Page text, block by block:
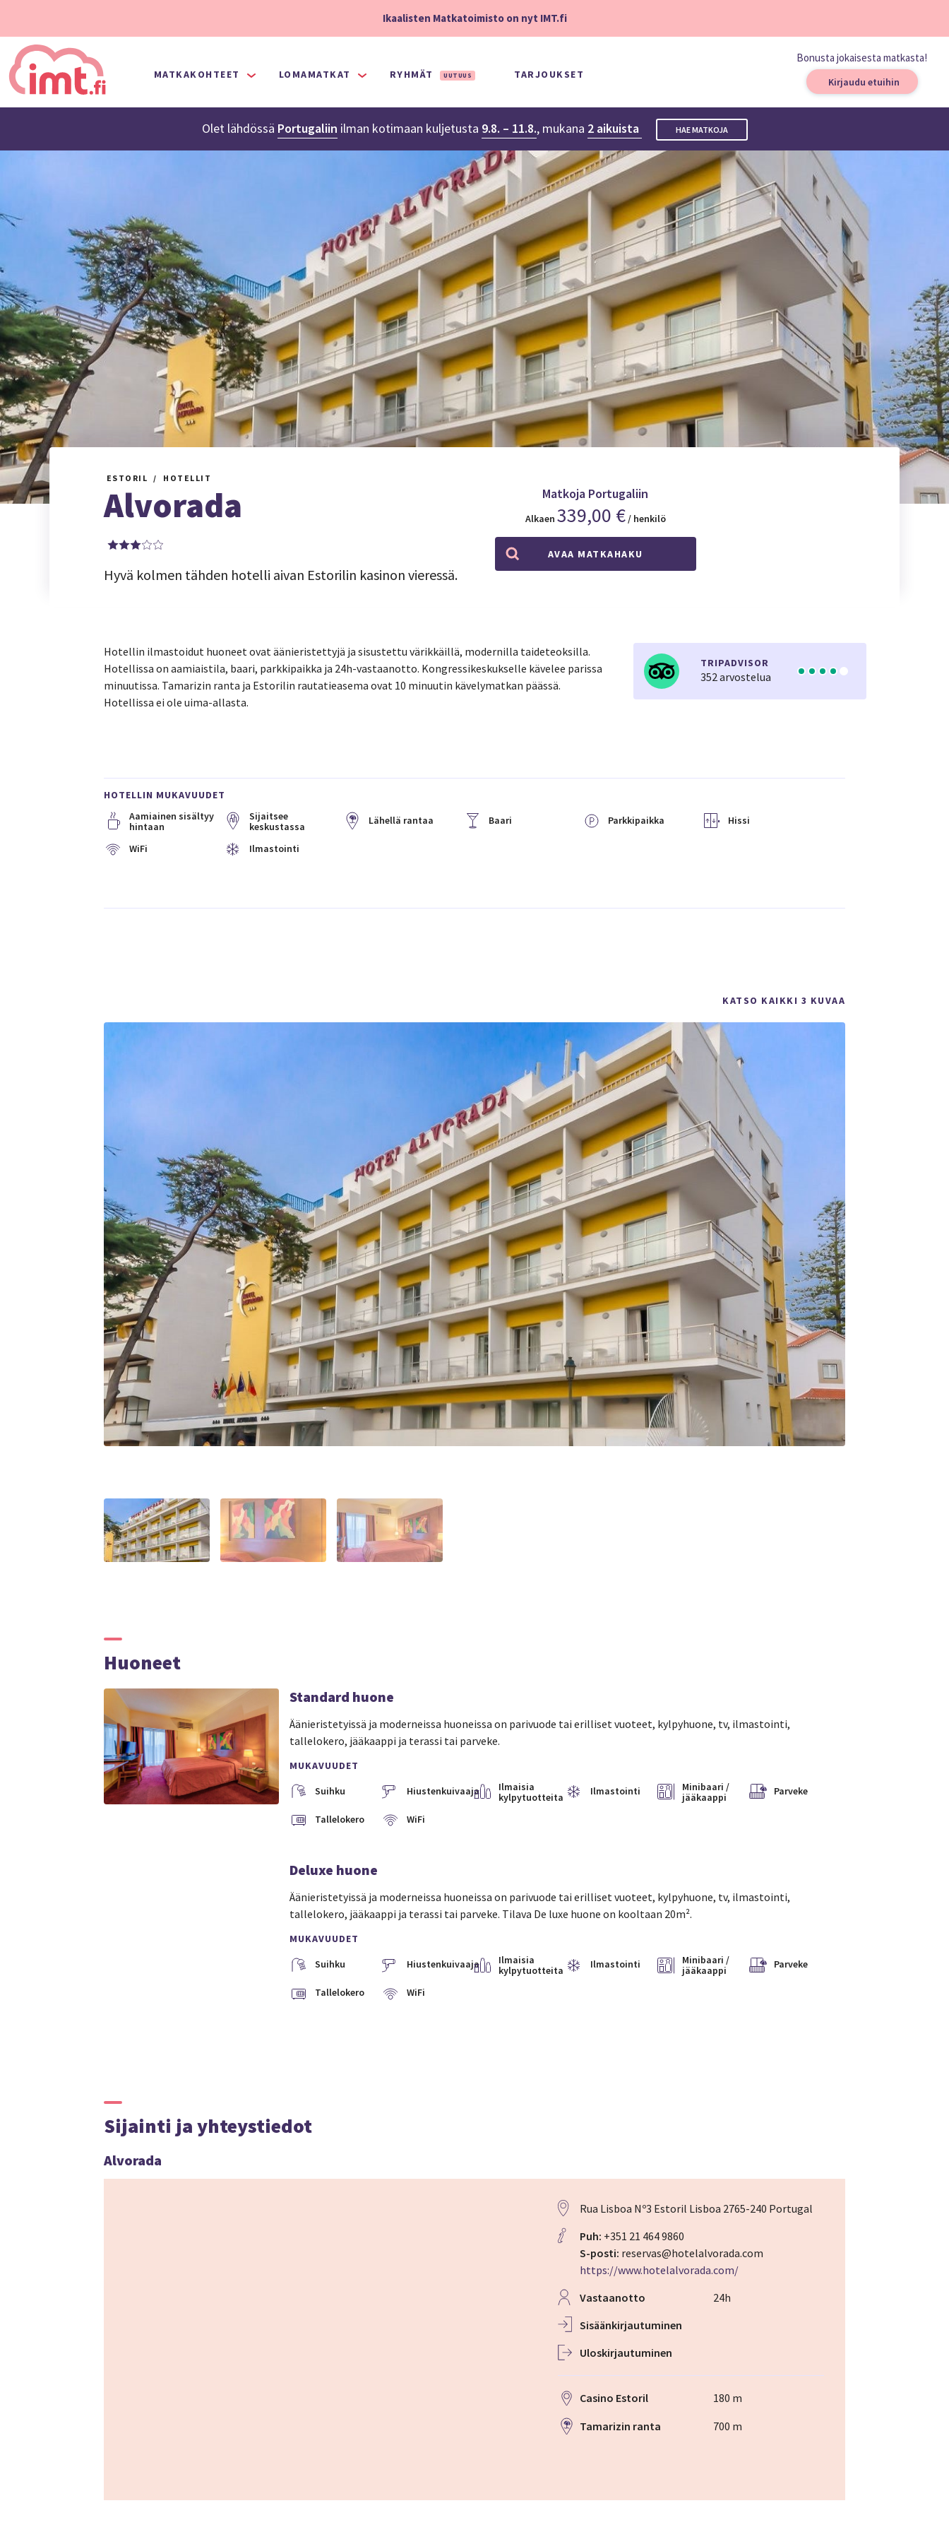
Ikaalisten Matkatoimisto on nyt IMT.fi
MATKAKOHTEET LOMAMATKAT RYHMÄT UUTUUS TARJOUKSET
Bonusta jokaisesta matkasta!
Kirjaudu etuihin
Olet lähdössä Portugaliin ilman kotimaan kuljetusta 9.8. – 11.8., mukana 2 aikuista HAE MATKOJA
ESTORIL HOTELLIT
Alvorada
Hyvä kolmen tähden hotelli aivan Estorilin kasinon vieressä.
Matkoja Portugaliin
Alkaen 339,00 € / henkilö
AVAA MATKAHAKU
Hotellin ilmastoidut huoneet ovat äänieristettyjä ja sisustettu värikkäillä, modernilla taideteoksilla.
Hotellissa on aamiaistila, baari, parkkipaikka ja 24h-vastaanotto. Kongressikeskukselle kävelee parissa
minuutissa. Tamarizin ranta ja Estorilin rautatieasema ovat 10 minuutin kävelymatkan päässä.
Hotellissa ei ole uima-allasta.
TRIPADVISOR
352 arvostelua
HOTELLIN MUKAVUUDET
Aamiainen sisältyy
hintaan
Sijaitsee
keskustassa
Lähellä rantaa Baari Parkkipaikka Hissi
WiFi Ilmastointi
KATSO KAIKKI 3 KUVAA
Huoneet
Standard huone
Äänieristetyissä ja moderneissa huoneissa on parivuode tai erilliset vuoteet, kylpyhuone, tv, ilmastointi,
tallelokero, jääkaappi ja terassi tai parveke.
MUKAVUUDET
Suihku
Hiustenkuivaaja
Ilmaisia
kylpytuotteita
Ilmastointi
Minibaari /
jääkaappi
Parveke
Tallelokero WiFi
Deluxe huone
Äänieristetyissä ja moderneissa huoneissa on parivuode tai erilliset vuoteet, kylpyhuone, tv, ilmastointi,
tallelokero, jääkaappi ja terassi tai parveke. Tilava De luxe huone on kooltaan 20m².
MUKAVUUDET
Suihku
Hiustenkuivaaja
Ilmaisia
kylpytuotteita
Ilmastointi
Minibaari /
jääkaappi
Parveke
Tallelokero WiFi
Sijainti ja yhteystiedot
Alvorada
Rua Lisboa Nº3 Estoril Lisboa 2765-240 Portugal
Puh: +351 21 464 9860
S-posti: reservas@hotelalvorada.com
https://www.hotelalvorada.com/
Vastaanotto
24h
Sisään­kirjautuminen
Ulos­kirjautuminen
Casino Estoril
180 m
Tamarizin ranta
700 m